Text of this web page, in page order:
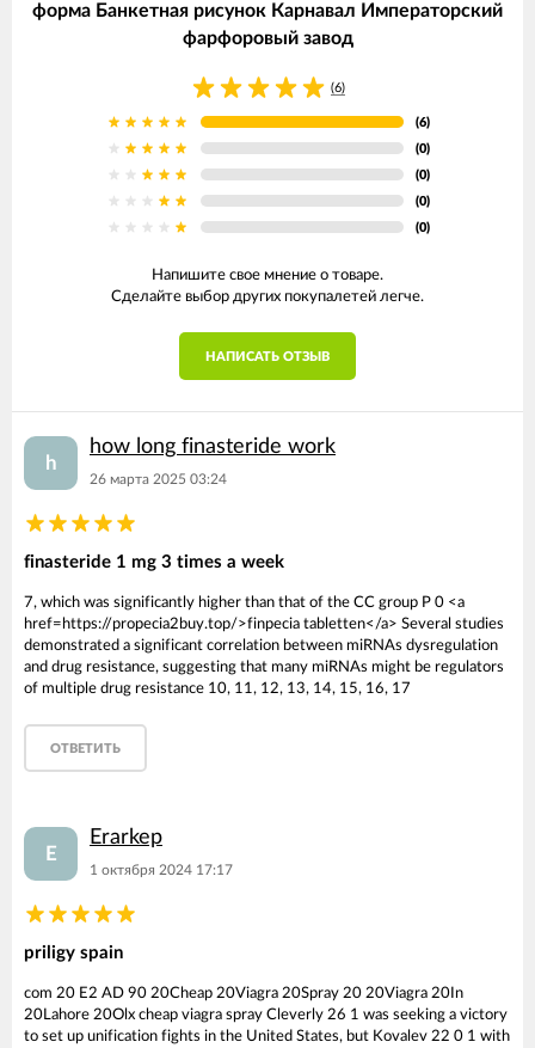
форма Банкетная рисунок Карнавал Императорский
фарфоровый завод
(6)
(6)
(0)
(0)
(0)
(0)
Напишите свое мнение о товаре.
Сделайте выбор других покупалетей легче.
НАПИСАТЬ ОТЗЫВ
h
how long finasteride work
26 марта 2025 03:24
finasteride 1 mg 3 times a week
7, which was significantly higher than that of the CC group P 0 <a
href=https://propecia2buy.top/>finpecia tabletten</a> Several studies
demonstrated a significant correlation between miRNAs dysregulation
and drug resistance, suggesting that many miRNAs might be regulators
of multiple drug resistance 10, 11, 12, 13, 14, 15, 16, 17
ОТВЕТИТЬ
E
Erarkep
1 октября 2024 17:17
priligy spain
com 20 E2 AD 90 20Cheap 20Viagra 20Spray 20 20Viagra 20In
20Lahore 20Olx cheap viagra spray Cleverly 26 1 was seeking a victory
to set up unification fights in the United States, but Kovalev 22 0 1 with